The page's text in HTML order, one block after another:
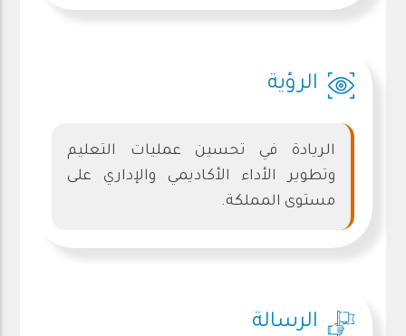
الرؤية
الريادة في تحسين عمليات التعليم
وتطوير الأداء الأكاديمي والإداري على
مستوى المملكة.
الرسالة